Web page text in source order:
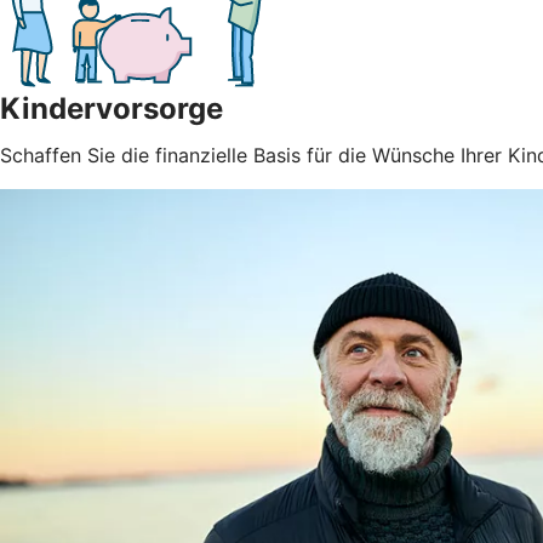
Kindervorsorge
Schaffen Sie die finanzielle Basis für die Wünsche Ihrer